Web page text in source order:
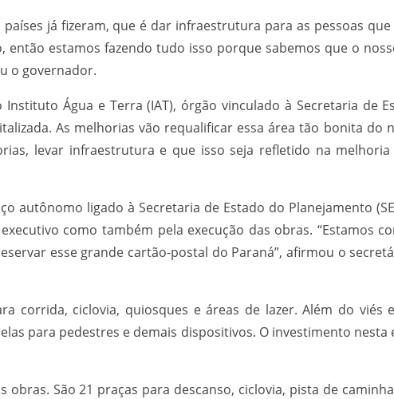
já fizeram, que é dar infraestrutura para as pessoas
estamos fazendo tudo isso porque sabemos que o
o governador.
Água e Terra (IAT), órgão vinculado à Secretaria de
As melhorias vão requalificar essa área tão bonita do
levar infraestrutura e que isso seja refletido na
autônomo ligado à Secretaria de Estado do Planejamento
como também pela execução das obras. “Estamos
esse grande cartão-postal do Paraná”, afirmou o
corrida, ciclovia, quiosques e áreas de lazer. Além do viés
para pedestres e demais dispositivos. O investimento nesta
São 21 praças para descanso, ciclovia, pista de